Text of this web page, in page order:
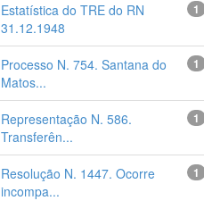
1
Estatística do TRE do RN
31.12.1948
1
Processo N. 754. Santana do
Matos...
1
Representação N. 586.
Transferên...
1
Resolução N. 1447. Ocorre
incompa...